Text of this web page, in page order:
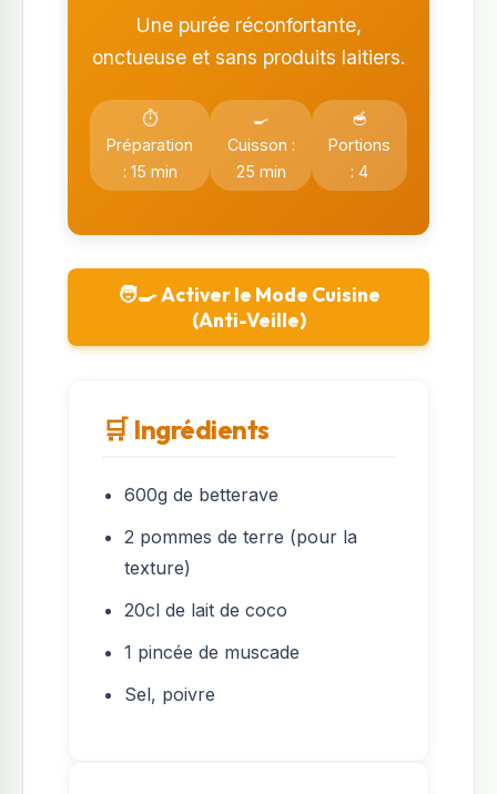
Une purée réconfortante,
onctueuse et sans produits laitiers.
⏱️
Préparation
: 15 min
🍳
Cuisson :
25 min
🥣
Portions
: 4
🧑‍🍳 Activer le Mode Cuisine
(Anti-Veille)
🛒 Ingrédients
600g de betterave
2 pommes de terre (pour la
texture)
20cl de lait de coco
1 pincée de muscade
Sel, poivre